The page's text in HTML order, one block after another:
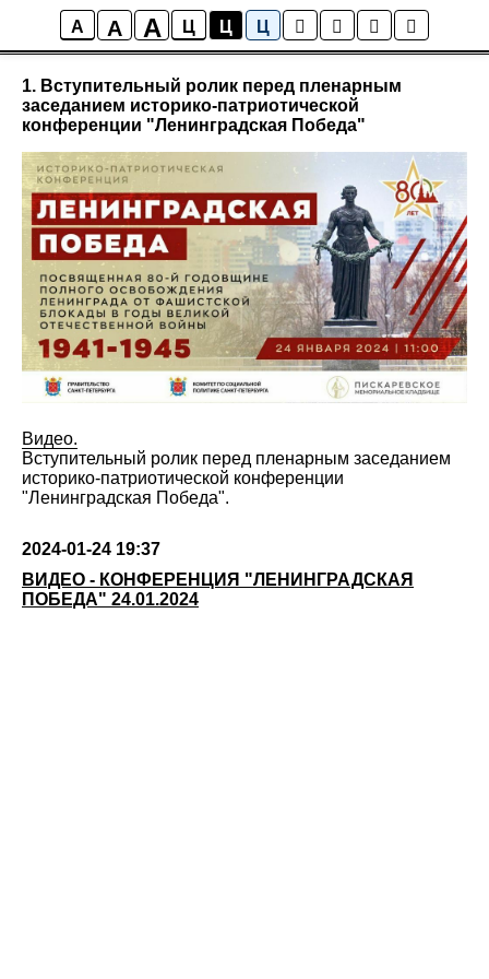
A A A Ц Ц Ц
Мультимедиа
1. Вступительный ролик перед пленарным
заседанием историко-патриотической
конференции "Ленинградская Победа"
Видео.
Вступительный ролик перед пленарным заседанием
историко-патриотической конференции
"Ленинградская Победа".
2024-01-24 19:37
ВИДЕО - КОНФЕРЕНЦИЯ "ЛЕНИНГРАДСКАЯ
ПОБЕДА" 24.01.2024